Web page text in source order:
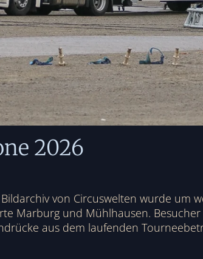
2026
von Circuswelten wurde um
Marburg und Mühlhausen.
aus dem laufenden